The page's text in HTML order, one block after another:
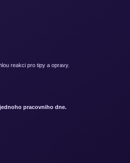
reakci pro tipy a opravy.
pracovniho dne.